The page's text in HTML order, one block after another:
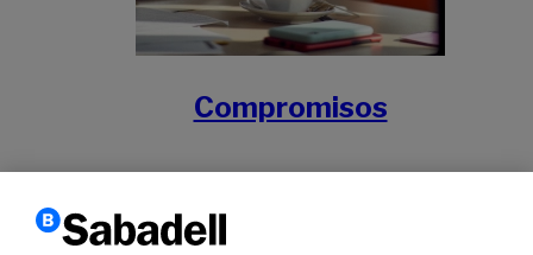
Compromisos